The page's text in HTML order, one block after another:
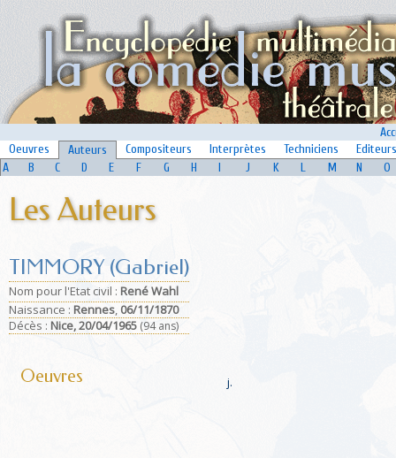
Oeuvres
Auteurs Compositeurs Interprètes Techniciens
Editeurs
A
B C D E F G H I J K L M N O
Les Auteurs
TIMMORY (Gabriel)
Nom pour l'Etat civil : René Wahl
Naissance : Rennes, 06/11/1870
Décès : Nice,20/04/1965 (94 ans)
Oeuvres j.